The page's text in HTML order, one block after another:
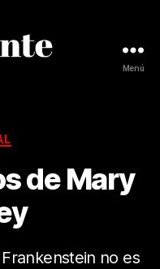
Menú
de Mary
no es